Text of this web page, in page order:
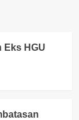
Eks HGU